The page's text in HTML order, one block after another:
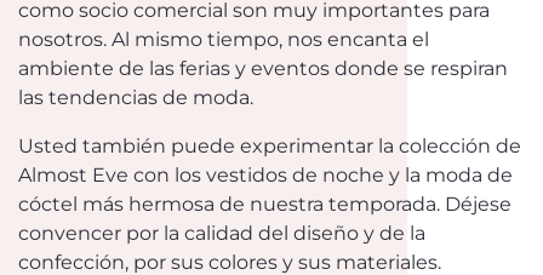
como socio comercial son muy importantes para
nosotros. Al mismo tiempo, nos encanta el
ambiente de las ferias y eventos donde se respiran
las tendencias de moda.
Usted también puede experimentar la colección de
Almost Eve con los vestidos de noche y la moda de
cóctel más hermosa de nuestra temporada. Déjese
convencer por la calidad del diseño y de la
confección, por sus colores y sus materiales.